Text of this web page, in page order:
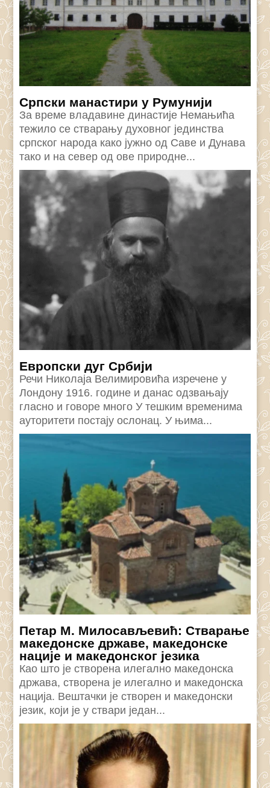
Српски манастири у Румунији
За време владавине династије Немањића
тежило се стварању духовног јединства
српског народа како јужно од Саве и Дунава
тако и на север од ове природне...
Eвропски дуг Србији
Речи Николаjа Велимировића изречене у
Лондону 1916. године и данас одзвањаjу
гласно и говоре много У тешким временима
ауторитети постаjу ослонац. У њима...
Петар М. Милосављевић: Стварање
македонске државе, македонске
нације и македонског језика
Као што је створена илегално македонска
држава, створена је илегално и македонска
нација. Вештачки је створен и македонски
језик, који је у ствари један...